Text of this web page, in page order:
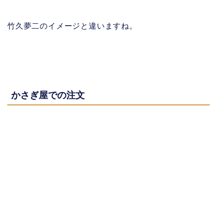
竹久夢二のイメージと違いますね。
かさぎ屋での注文